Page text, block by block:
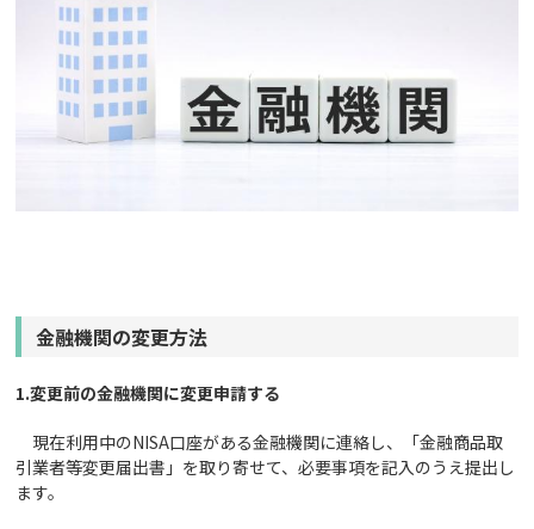
金融機関の変更方法
1.変更前の金融機関に変更申請する
現在利用中のNISA口座がある金融機関に連絡し、「金融商品取
引業者等変更届出書」を取り寄せて、必要事項を記入のうえ提出し
ます。